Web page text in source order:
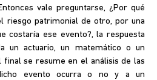
vale preguntarse, ¿Por qué
riesgo patrimonial de otro, por una
costaría ese evento?, la respuesta
un actuario, un matemático o un
final se resume en el análisis de las
evento ocurra o no y a un